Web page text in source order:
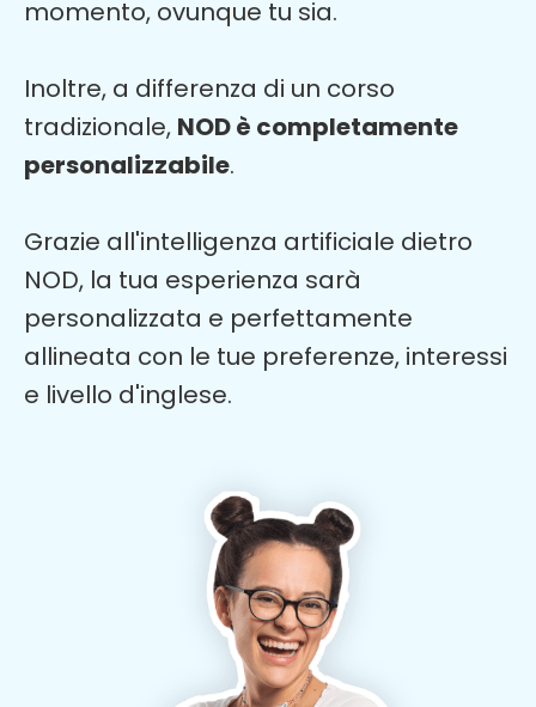
momento, ovunque tu sia.
Inoltre, a differenza di un corso
tradizionale, NOD è completamente
personalizzabile.
Grazie all'intelligenza artificiale dietro
NOD, la tua esperienza sarà
personalizzata e perfettamente
allineata con le tue preferenze, interessi
e livello d'inglese.